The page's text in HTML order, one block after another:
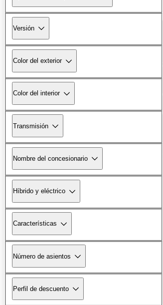
Versión
Color del exterior
Color del interior
Transmisión
Nombre del concesionario
Híbrido y eléctrico
Características
Número de asientos
Perfil de descuento